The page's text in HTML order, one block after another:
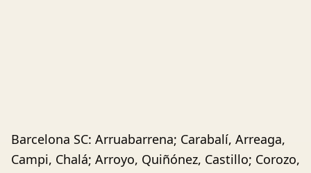
Barcelona SC: Arruabarrena; Carabalí, Arreaga,
Campi, Chalá; Arroyo, Quiñónez, Castillo; Corozo,